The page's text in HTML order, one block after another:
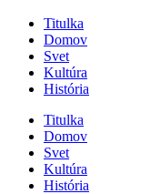
Titulka
Domov
Svet
Kultúra
História
Titulka
Domov
Svet
Kultúra
História